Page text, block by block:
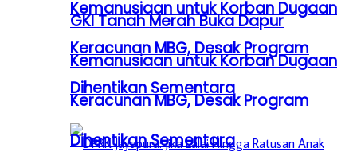
Kemanusiaan untuk Korban Dugaan
Keracunan MBG, Desak Program
Dihentikan Sementara
GKI Tanah Merah Buka Dapur
Kemanusiaan untuk Korban Dugaan
Keracunan MBG, Desak Program
Dihentikan Sementara